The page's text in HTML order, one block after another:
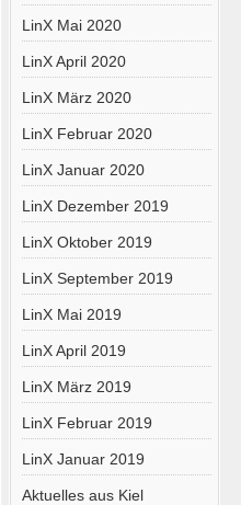
LinX Mai 2020
LinX April 2020
LinX März 2020
LinX Februar 2020
LinX Januar 2020
LinX Dezember 2019
LinX Oktober 2019
LinX September 2019
LinX Mai 2019
LinX April 2019
LinX März 2019
LinX Februar 2019
LinX Januar 2019
Aktuelles aus Kiel